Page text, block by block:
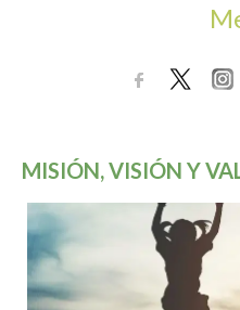
MISIÓN, VISIÓN Y